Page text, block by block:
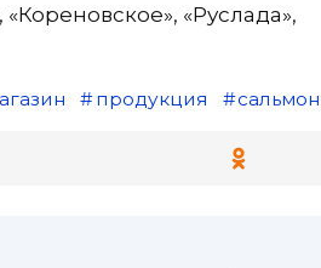
«Руслада»,
продукция